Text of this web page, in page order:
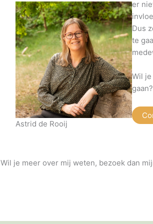
Astrid de Rooij
er
Dus
te
Wil
Wil je meer over mij weten, bezoek dan